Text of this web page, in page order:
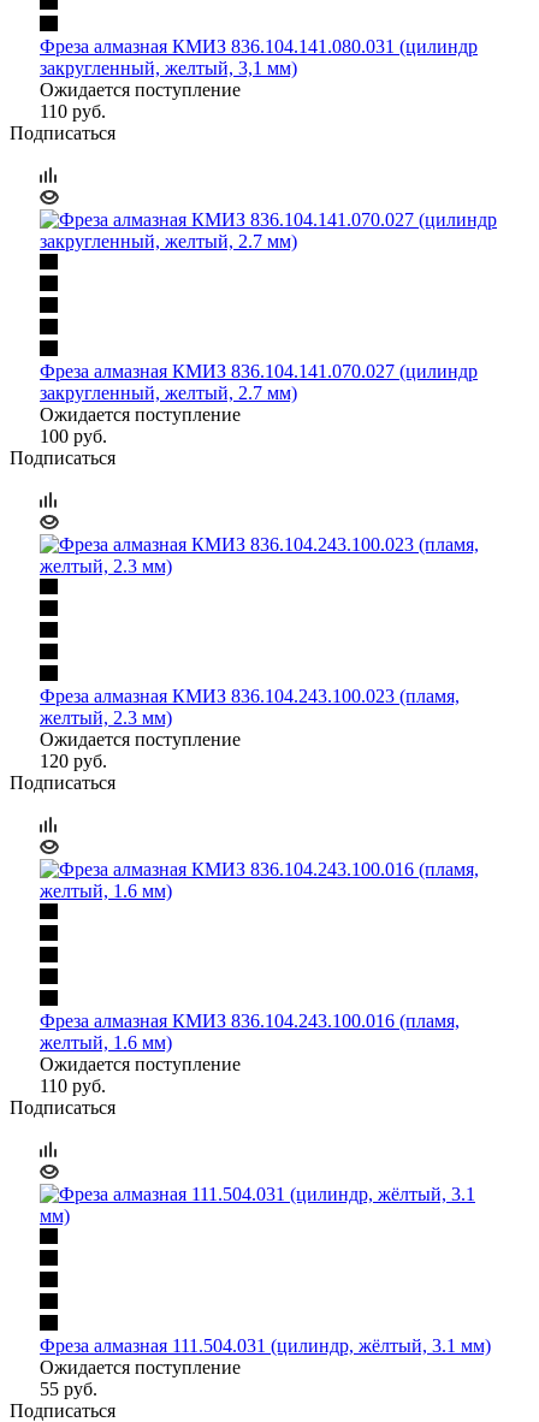
Фреза алмазная КМИЗ 836.104.141.080.031 (цилиндр
закругленный, желтый, 3,1 мм)
Ожидается поступление
110 руб.
Подписаться
Фреза алмазная КМИЗ 836.104.141.070.027 (цилиндр
закругленный, желтый, 2.7 мм)
Ожидается поступление
100 руб.
Подписаться
Фреза алмазная КМИЗ 836.104.243.100.023 (пламя,
желтый, 2.3 мм)
Ожидается поступление
120 руб.
Подписаться
Фреза алмазная КМИЗ 836.104.243.100.016 (пламя,
желтый, 1.6 мм)
Ожидается поступление
110 руб.
Подписаться
Фреза алмазная 111.504.031 (цилиндр, жёлтый, 3.1 мм)
Ожидается поступление
55 руб.
Подписаться